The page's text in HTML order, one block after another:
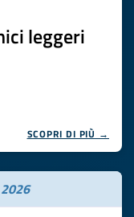
leggeri
SCOPRI DI PIÙ →